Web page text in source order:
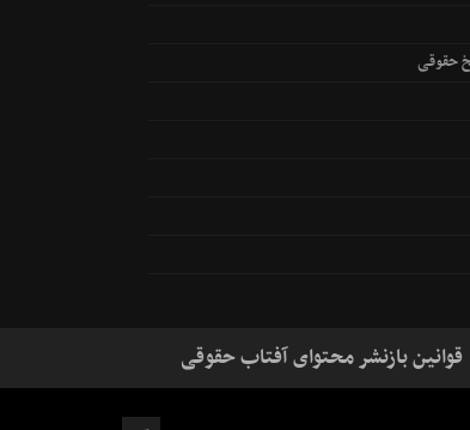
حقوقی
قوانین بازنشر محتوای آفتاب حقوقی